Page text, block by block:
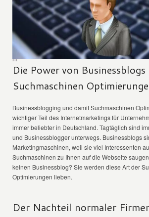
Die Power von
Suchmaschinen
Businessblogging und damit Suchmaschinen
wichtiger Teil des Internetmarketings für
immer beliebter in Deutschland. Tagtäglich sind
und Businessblogger unterwegs. Businessblogs
Marketingmaschinen, weil sie viel Interessenten
Suchmaschinen zu Ihnen auf die Webseite
keinen Businessblog? Sie werden diese Art der
Optimierungen lieben.
Der Nachteil normaler